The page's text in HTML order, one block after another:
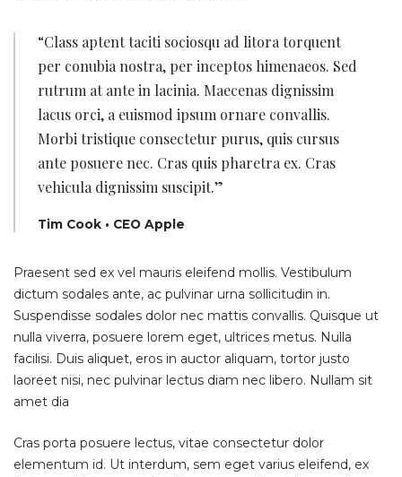
“Class aptent taciti sociosqu ad litora torquent
per conubia nostra, per inceptos himenaeos. Sed
rutrum at ante in lacinia. Maecenas dignissim
lacus orci, a euismod ipsum ornare convallis.
Morbi tristique consectetur purus, quis cursus
ante posuere nec. Cras quis pharetra ex. Cras
vehicula dignissim suscipit.”
Tim Cook • CEO Apple
Praesent sed ex vel mauris eleifend mollis. Vestibulum
dictum sodales ante, ac pulvinar urna sollicitudin in.
Suspendisse sodales dolor nec mattis convallis. Quisque ut
nulla viverra, posuere lorem eget, ultrices metus. Nulla
facilisi. Duis aliquet, eros in auctor aliquam, tortor justo
laoreet nisi, nec pulvinar lectus diam nec libero. Nullam sit
amet dia
Cras porta posuere lectus, vitae consectetur dolor
elementum id. Ut interdum, sem eget varius eleifend, ex